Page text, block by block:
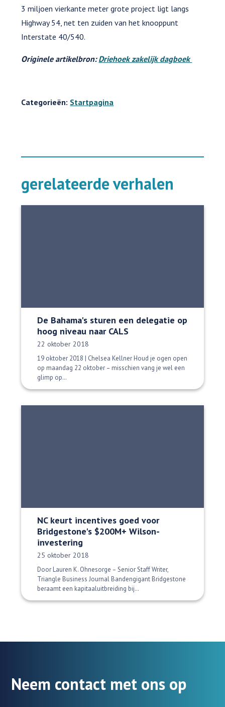
3 miljoen vierkante meter grote project ligt langs
Highway 54, net ten zuiden van het knooppunt
Interstate 40/540.
Originele artikelbron:Driehoek zakelijk dagboek
Categorieën: Startpagina
gerelateerde verhalen
De Bahama's sturen een delegatie op
hoog niveau naar CALS
Datum gepubliceerd:
22 oktober 2018
19 oktober 2018 | Chelsea Kellner Houd je ogen open
op maandag 22 oktober – misschien vang je wel een
glimp op…
NC keurt incentives goed voor
Bridgestone's $200M+ Wilson-
investering
Datum gepubliceerd:
25 oktober 2018
Door Lauren K. Ohnesorge – Senior Staff Writer,
Triangle Business Journal Bandengigant Bridgestone
beraamt een kapitaaluitbreiding bij…
Neem contact met ons op